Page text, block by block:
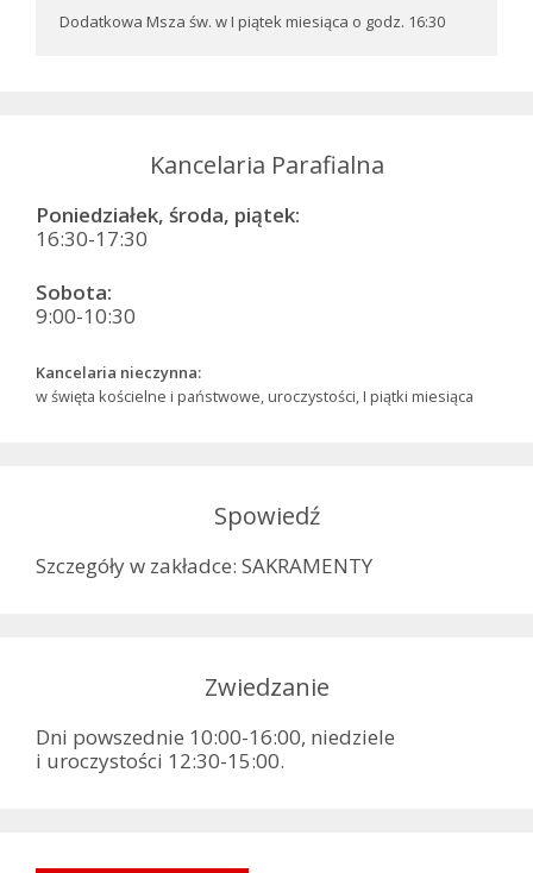
Dodatkowa Msza św. w I piątek miesiąca o godz. 16:30
Kancelaria Parafialna
Poniedziałek, środa, piątek:
16:30-17:30
Sobota:
9:00-10:30
Kancelaria nieczynna:
w święta kościelne i państwowe, uroczystości, I piątki miesiąca
Spowiedź
Szczegóły w zakładce: SAKRAMENTY
Zwiedzanie
Dni powszednie 10:00-16:00, niedziele
i uroczystości 12:30-15:00.